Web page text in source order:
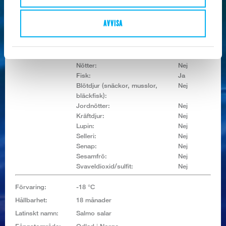
AVVISA
Mjölk och mjölkprod. (inkl.
laktos):
Ägg:
Nej
Nötter:
Nej
Fisk:
Ja
Blötdjur (snäckor, musslor,
bläckfisk):
Nej
Jordnötter:
Nej
Kräftdjur:
Nej
Lupin:
Nej
Selleri:
Nej
Senap:
Nej
Sesamfrö:
Nej
Svaveldioxid/sulfit:
Nej
Förvaring:
-18 °C
Hållbarhet:
18 månader
Latinskt namn:
Salmo salar